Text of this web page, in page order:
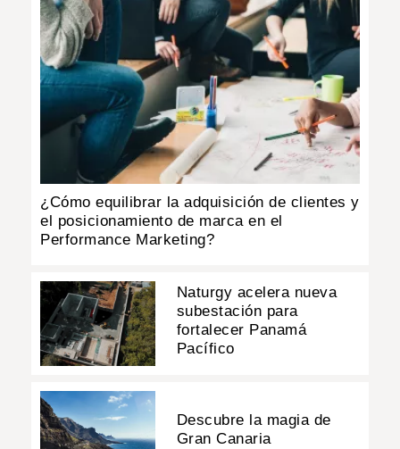
¿Cómo equilibrar la adquisición de clientes y
el posicionamiento de marca en el
Performance Marketing?
Naturgy acelera nueva
subestación para
fortalecer Panamá
Pacífico
Descubre la magia de
Gran Canaria